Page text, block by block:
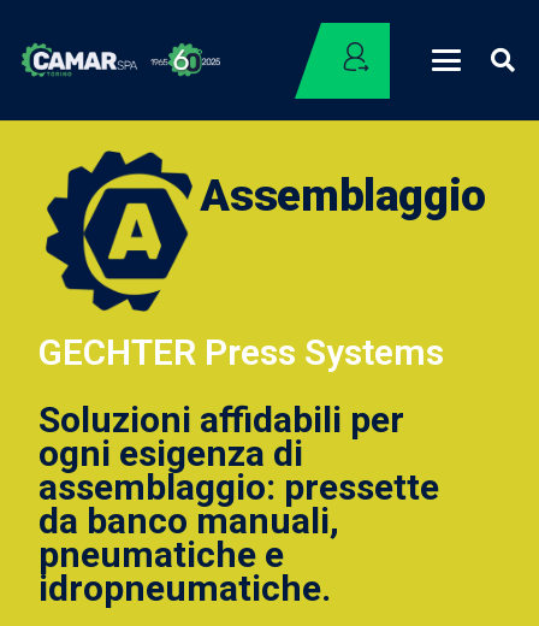
Assemblaggio
GECHTER Press Systems
Soluzioni affidabili per
ogni esigenza di
assemblaggio: pressette
da banco manuali,
pneumatiche e
idropneumatiche.